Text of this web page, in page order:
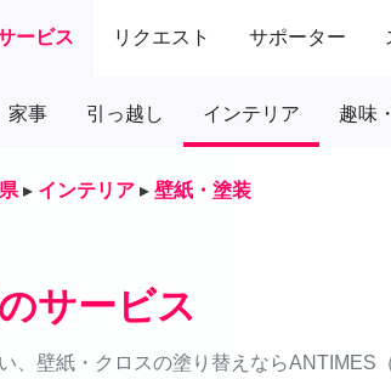
ービス リクエスト サポーター
家事 引っ越し インテリア 趣味
▸ インテリア ▸ 壁紙・塗装
サービス
、壁紙・クロスの塗り替えならANTIMES